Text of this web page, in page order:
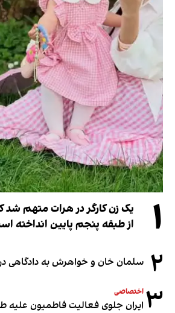
۱
یک زن کارگر در هرات متهم شد
از طبقه پنجم پایین انداخته
۲ سلمان خان و خواهرش به دادگاهی
۳ اختصاصی
ایران جلوی فعالیت فاطمیون علیه